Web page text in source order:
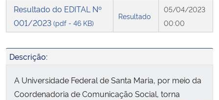
Resultado do EDITAL Nº
001/2023 (pdf - 46 KB)
Resultado
05/04/2023
00:00
Descrição:
A Universidade Federal de Santa Maria, por meio da
Coordenadoria de Comunicação Social, torna